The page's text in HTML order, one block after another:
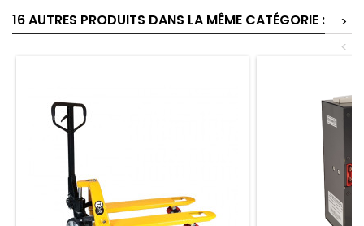
16 AUTRES PRODUITS DANS LA MÊME CATÉGORIE :
>
<